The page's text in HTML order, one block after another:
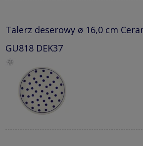
Talerz deserowy ø 16,0 cm
GU818 DEK37